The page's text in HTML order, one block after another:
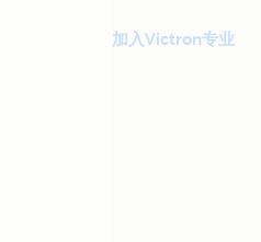
加入Victron专业